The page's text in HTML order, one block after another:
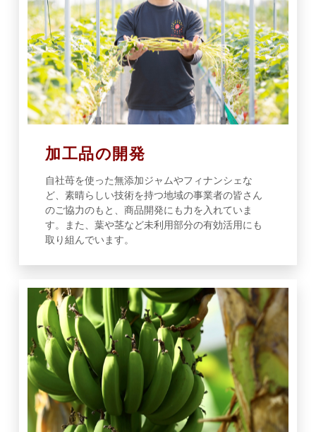
加工品の開発
自社苺を使った無添加ジャムやフィナンシェな
ど、素晴らしい技術を持つ地域の事業者の皆さん
のご協力のもと、商品開発にも力を入れていま
す。また、葉や茎など未利用部分の有効活用にも
取り組んでいます。